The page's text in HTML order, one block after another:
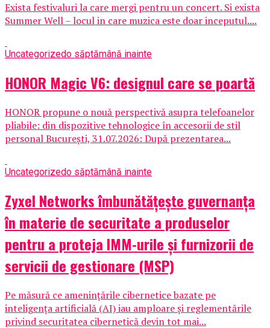
Exista festivaluri la care mergi pentru un concert. Si exista
Summer Well – locul in care muzica este doar inceputul....
Uncategorizedo săptămână inainte
HONOR Magic V6: designul care se poartă
HONOR propune o nouă perspectivă asupra telefoanelor
pliabile: din dispozitive tehnologice în accesorii de stil
personal București, 31.07.2026: După prezentarea...
Uncategorizedo săptămână inainte
Zyxel Networks îmbunătățește guvernanța
în materie de securitate a produselor
pentru a proteja IMM-urile și furnizorii de
servicii de gestionare (MSP)
Pe măsură ce amenințările cibernetice bazate pe
inteligența artificială (AI) iau amploare și reglementările
privind securitatea cibernetică devin tot mai...